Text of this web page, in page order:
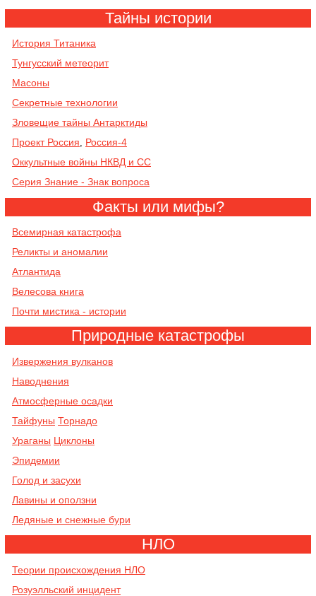
Тайны истории
История Титаника
Тунгусский метеорит
Масоны
Секретные технологии
Зловещие тайны Антарктиды
Проект Россия, Россия-4
Оккультные войны НКВД и СС
Серия Знание - Знак вопроса
Факты или мифы?
Всемирная катастрофа
Реликты и аномалии
Атлантида
Велесова книга
Почти мистика - истории
Природные катастрофы
Извержения вулканов
Наводнения
Атмосферные осадки
Тайфуны Торнадо
Ураганы Циклоны
Эпидемии
Голод и засухи
Лавины и оползни
Ледяные и снежные бури
НЛО
Теории происхождения НЛО
Розуэлльский инцидент